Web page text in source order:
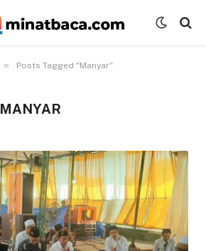
» Posts Tagged "Manyar"
MANYAR